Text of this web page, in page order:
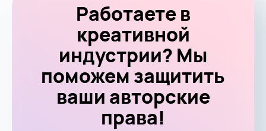
Работаете в
креативной
индустрии? Мы
поможем защитить
ваши авторские
права!